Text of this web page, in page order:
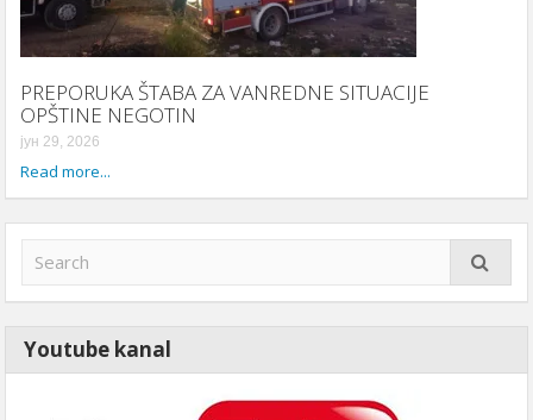
PREPORUKA ŠTABA ZA VANREDNE SITUACIJE
OPŠTINE NEGOTIN
јун 29, 2026
Read more...
Youtube kanal